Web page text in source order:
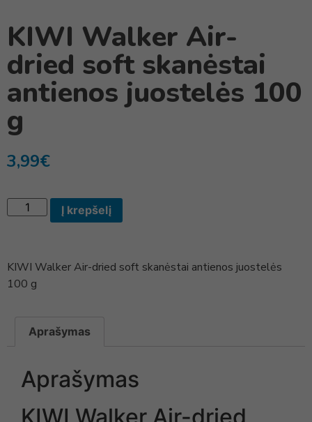
KIWI Walker Air-
dried soft skanėstai
antienos juostelės 100
g
3,99€
Į krepšelį
KIWI Walker Air-dried soft skanėstai antienos juostelės
100 g
Aprašymas
Aprašymas